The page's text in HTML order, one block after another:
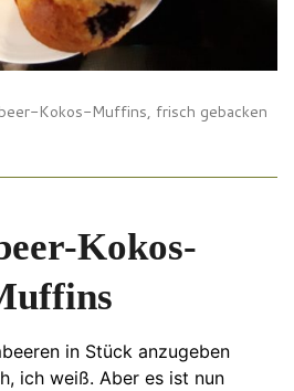
Kokos-Muffins, frisch gebacken
Kokos-
in Stück anzugeben
ich weiß. Aber es ist nun